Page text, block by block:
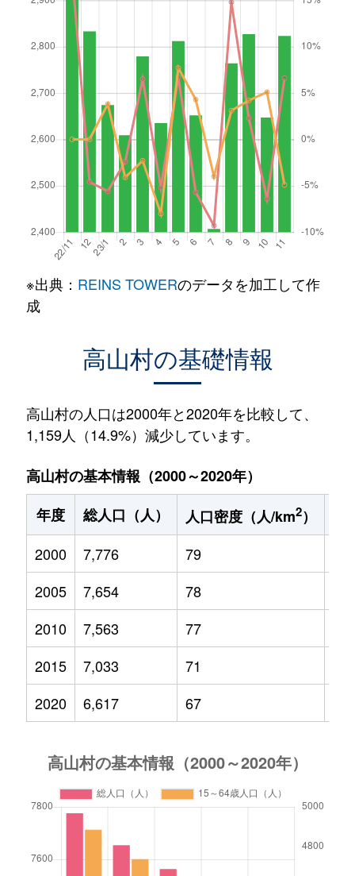
※出典： REINS TOWERのデータを加工して作
成
高山村の基礎情報
高山村の人口は2000年と2020年を比較して、
1,159人（14.9%）減少しています。
高山村の基本情報（2000～2020年）
年度
総人口（人） 人口密度（人/km2）
2000
7,776 79
2005
7,654 78
2010
7,563 77
2015
7,033 71
2020
6,617 67